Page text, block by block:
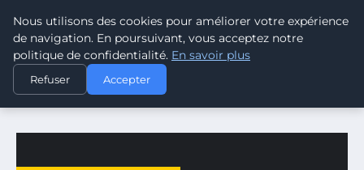
CLIMATE RESPONSE BLOG
ACCUEIL
CHANGEMENT CLIMATIQUE
LE PLAN CLIMAT POUR LA PÉRIODE 2024-2030 : ENJEUX ET…
Nous utilisons des cookies pour améliorer votre expérience
de navigation. En poursuivant, vous acceptez notre
politique de confidentialité. En savoir plus
Refuser Accepter